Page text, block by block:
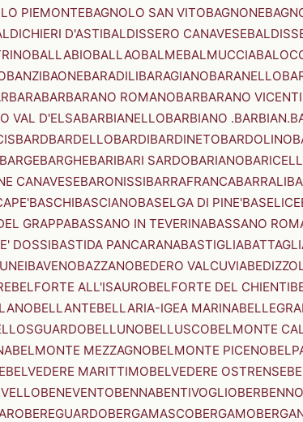
PIEMONTEBAGNOLO SAN VITOBAGNONE
D'ASTIBALDISSERO CANAVESE
BALLABIOBALLAOBALMEBALMUCCIA
BANZIBAONEBARADILIBARAGIANOBARANELLO
BARBARANO ROMANOBARBARANO
VAL D'ELSABARBIANELLOBARBIANO .BARBIAN.
BARDBARDELLOBARDIBARDINETOBARDOLINO
BARGEBARGHEBARIBARI SARDOBARIANO
CANAVESEBARONISSIBARRAFRANCABARRALI
BASCHIBASCIANOBASELGA DI PINE'BASELICE
GRAPPABASSANO IN TEVERINABASSANO
DOSSIBASTIDA PANCARANABASTIGLIA
BAVENOBAZZANOBEDERO VALCUVIA
BELFORTE ALL'ISAUROBELFORTE DEL CHIENTI
BELLANTEBELLARIA-IGEA MARINABELLEGRA
BELLUNOBELLUSCOBELMONTE
BELMONTE MEZZAGNOBELMONTE PICENO
BELVEDERE MARITTIMOBELVEDERE OSTRENSE
BENEVENTOBENNABENTIVOGLIOBERBENNO
BEREGUARDOBERGAMASCOBERGAMO